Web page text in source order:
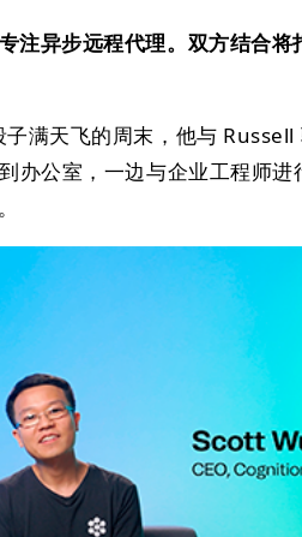
注异步远程代理。双方结合将
满天飞的周末，他与 Russell
办公室，一边与企业工程师进